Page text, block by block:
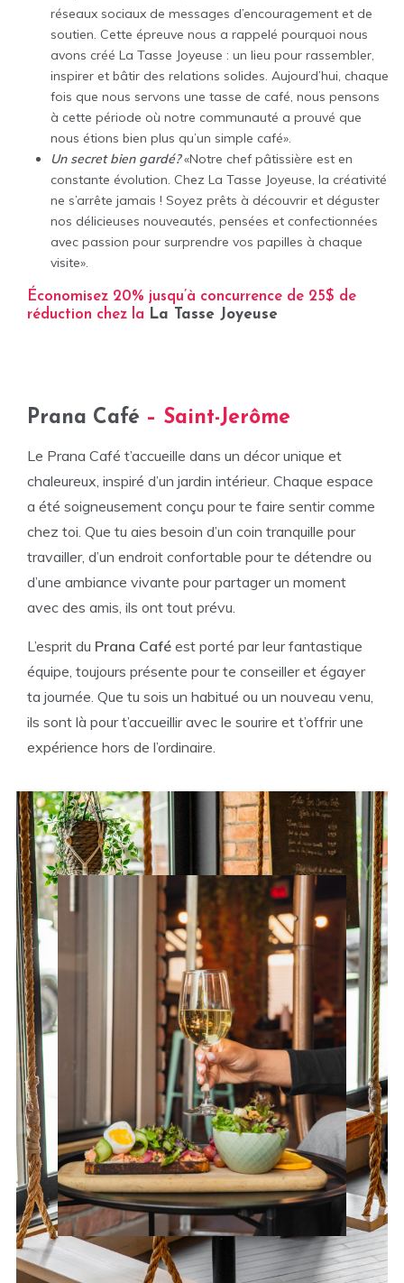
réseaux sociaux de messages d’encouragement et de
soutien. Cette épreuve nous a rappelé pourquoi nous
avons créé La Tasse Joyeuse : un lieu pour rassembler,
inspirer et bâtir des relations solides. Aujourd’hui, chaque
fois que nous servons une tasse de café, nous pensons
à cette période où notre communauté a prouvé que
nous étions bien plus qu’un simple café».
Un secret bien gardé?«Notre chef pâtissière est en
constante évolution. Chez La Tasse Joyeuse, la créativité
ne s’arrête jamais ! Soyez prêts à découvrir et déguster
nos délicieuses nouveautés, pensées et confectionnées
avec passion pour surprendre vos papilles à chaque
visite».
Économisez 20% jusqu’à concurrence de 25$ de
réduction chez la La Tasse Joyeuse
Prana Café – Saint-Jerôme
Le Prana Café t’accueille dans un décor unique et
chaleureux, inspiré d’un jardin intérieur. Chaque espace
a été soigneusement conçu pour te faire sentir comme
chez toi. Que tu aies besoin d’un coin tranquille pour
travailler, d’un endroit confortable pour te détendre ou
d’une ambiance vivante pour partager un moment
avec des amis, ils ont tout prévu.
L’esprit du Prana Café est porté par leur fantastique
équipe, toujours présente pour te conseiller et égayer
ta journée. Que tu sois un habitué ou un nouveau venu,
ils sont là pour t’accueillir avec le sourire et t’offrir une
expérience hors de l’ordinaire.